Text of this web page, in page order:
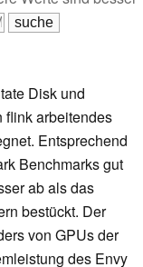
Disk und
flink arbeitendes
Entsprechend
Benchmarks gut
ab als das
bestückt. Der
von GPUs der
des Envy